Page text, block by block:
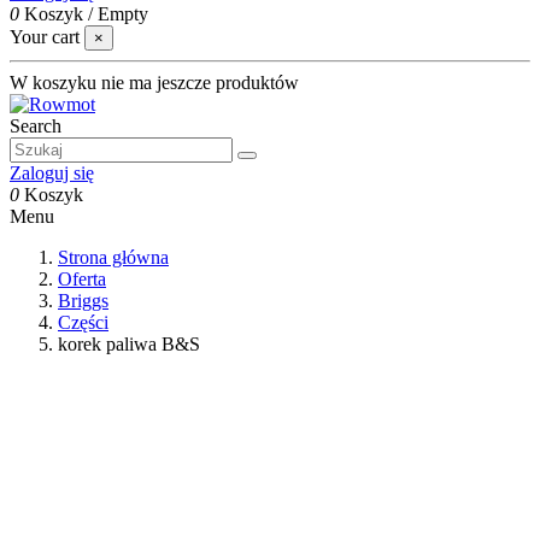
0 Koszyk /Empty
Your cart
×
W koszyku nie ma jeszcze produktów
Search
Zaloguj się
0 Koszyk
Menu
Strona główna
Oferta
Briggs
Części
korek paliwa B&S